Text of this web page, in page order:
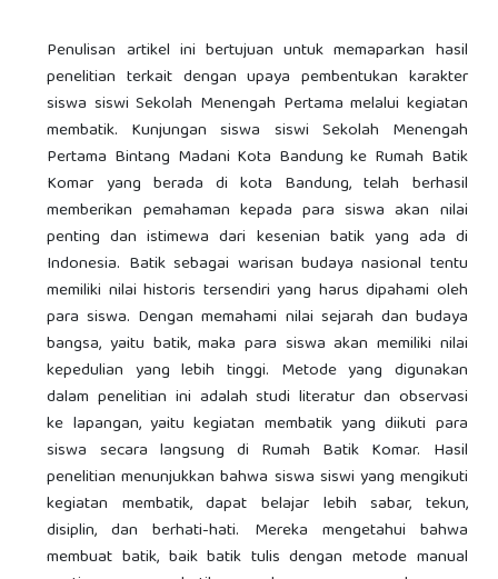
Penulisan artikel ini bertujuan untuk memaparkan hasil
penelitian terkait dengan upaya pembentukan karakter
siswa siswi Sekolah Menengah Pertama melalui kegiatan
membatik. Kunjungan siswa siswi Sekolah Menengah
Pertama Bintang Madani Kota Bandung ke Rumah Batik
Komar yang berada di kota Bandung, telah berhasil
memberikan pemahaman kepada para siswa akan nilai
penting dan istimewa dari kesenian batik yang ada di
Indonesia. Batik sebagai warisan budaya nasional tentu
memiliki nilai historis tersendiri yang harus dipahami oleh
para siswa. Dengan memahami nilai sejarah dan budaya
bangsa, yaitu batik, maka para siswa akan memiliki nilai
kepedulian yang lebih tinggi. Metode yang digunakan
dalam penelitian ini adalah studi literatur dan observasi
ke lapangan, yaitu kegiatan membatik yang diikuti para
siswa secara langsung di Rumah Batik Komar. Hasil
penelitian menunjukkan bahwa siswa siswi yang mengikuti
kegiatan membatik, dapat belajar lebih sabar, tekun,
disiplin, dan berhati-hati. Mereka mengetahui bahwa
membuat batik, baik batik tulis dengan metode manual